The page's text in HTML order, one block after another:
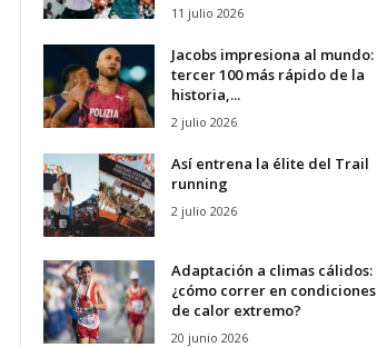
11 julio 2026
Jacobs impresiona al mundo:
tercer 100 más rápido de la
historia,...
2 julio 2026
Así entrena la élite del Trail
running
2 julio 2026
Adaptación a climas cálidos:
¿cómo correr en condiciones
de calor extremo?
20 junio 2026